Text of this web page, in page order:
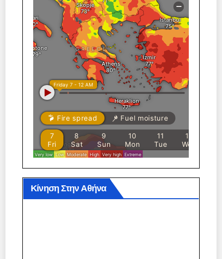
Κίνηση Στην Αθήνα